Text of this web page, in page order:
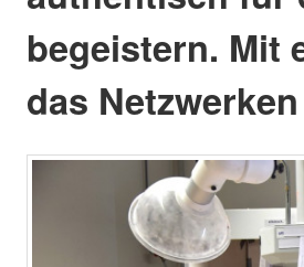
begeistern. Mit
das